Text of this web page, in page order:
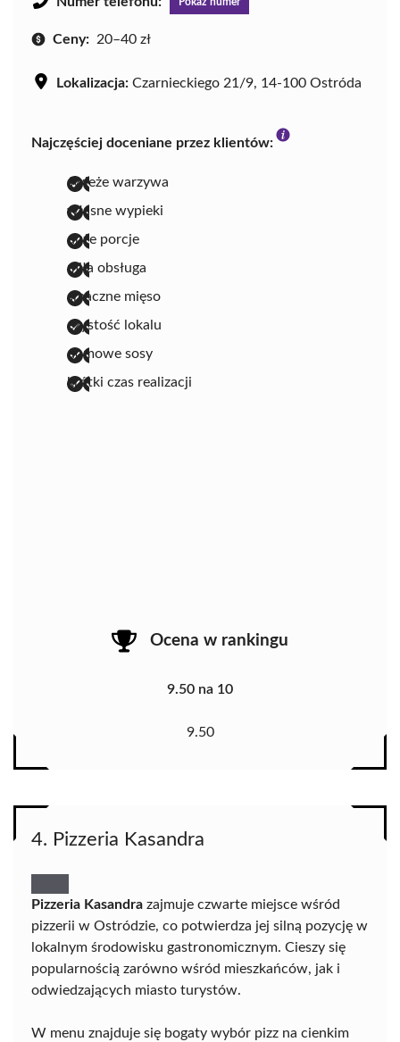
Ceny: 20–40 zł
Lokalizacja: Czarnieckiego 21/9, 14-100 Ostróda
Najczęściej doceniane przez klientów:
świeże warzywa
własne wypieki
duże porcje
miła obsługa
smaczne mięso
czystość lokalu
domowe sosy
krótki czas realizacji
Ocena w rankingu
9.50 na 10
9.50
4. Pizzeria Kasandra
Pizzeria Kasandra zajmuje czwarte miejsce wśród
pizzerii w Ostródzie, co potwierdza jej silną pozycję w
lokalnym środowisku gastronomicznym. Cieszy się
popularnością zarówno wśród mieszkańców, jak i
odwiedzających miasto turystów.
W menu znajduje się bogaty wybór pizz na cienkim